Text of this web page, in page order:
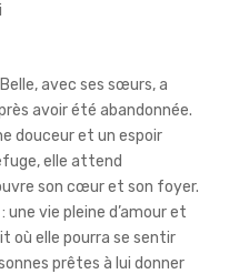
avec ses sœurs, a
avoir été abandonnée.
douceur et un espoir
elle attend
son cœur et son foyer.
une vie pleine d’amour et
où elle pourra se sentir
prêtes à lui donner